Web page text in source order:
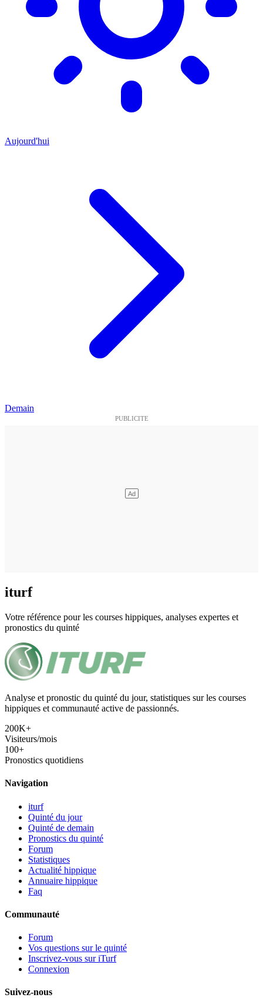
Aujourd'hui
Demain
iturf
Votre référence pour les courses hippiques, analyses expertes et
pronostics du quinté
Analyse et pronostic du quinté du jour, statistiques sur les courses
hippiques et communauté active de passionnés.
200K+
Visiteurs/mois
100+
Pronostics quotidiens
Navigation
iturf
Quinté du jour
Quinté de demain
Pronostics du quinté
Forum
Statistiques
Actualité hippique
Annuaire hippique
Faq
Communauté
Forum
Vos questions sur le quinté
Inscrivez-vous sur iTurf
Connexion
Suivez-nous